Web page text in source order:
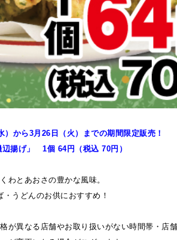
）から3月26 日（火）までの期間限定販売！
辺揚げ」 1個 64円（税込 70円）
わとあおさの豊かな風味。
・うどんのお供におすすめ！
が異なる店舗やお取り扱いがない時間帯・店舗